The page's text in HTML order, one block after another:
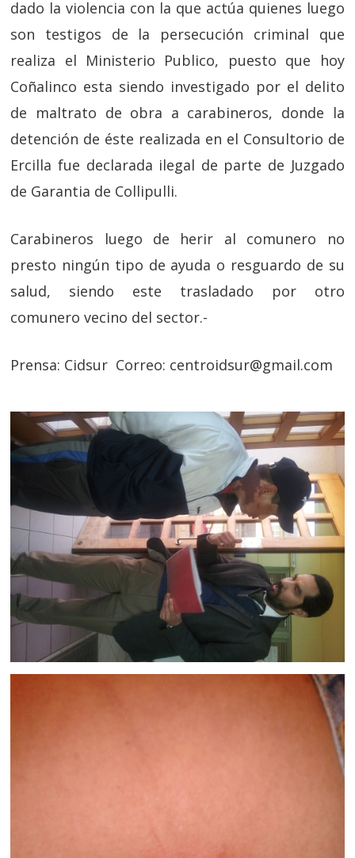
dado la violencia con la que actúa quienes luego
son testigos de la persecución criminal que
realiza el Ministerio Publico, puesto que hoy
Coñalinco esta siendo investigado por el delito
de maltrato de obra a carabineros, donde la
detención de éste realizada en el Consultorio de
Ercilla fue declarada ilegal de parte de Juzgado
de Garantia de Collipulli.
Carabineros luego de herir al comunero no
presto ningún tipo de ayuda o resguardo de su
salud, siendo este trasladado por otro
comunero vecino del sector.-
Prensa: Cidsur Correo: centroidsur@gmail.com